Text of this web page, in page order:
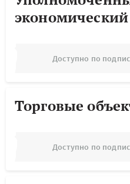
Доступно по
Торговые
Доступно по